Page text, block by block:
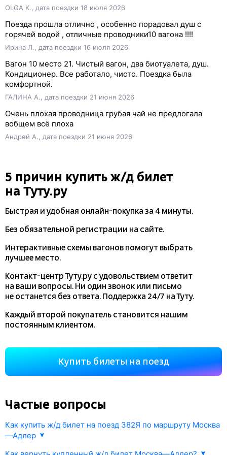
OLGA K., дата поездки 18 июля 2026
Поезда прошла отлично , особенно порадовал душ с
горячей водой , отличные проводники10 вагона !!!!
Ирина Л., дата поездки 16 июля 2026
Вагон 10 место 21. Чистый вагон, два биотуалета, душ.
Кондиционер. Все работало, чисто. Поездка была
комфортной.
ГАЛИНА А., дата поездки 21 июня 2026
Очень плохая проводница грубая чай не предлогала
вобщем всё плоха
Андрей А., дата поездки 21 июня 2026
5 причин купить ж/д билет
на Туту.ру
Быстрая и удобная онлайн-покупказа 4 минуты.
Без обязательной регистрации на сайте.
Интерактивные схемы вагонов помогут выбрать
лучшее место.
Контакт-центр Туту.ру с удовольствием ответит
на ваши вопросы. Ни один звонок или письмо
не останется без ответа. Поддержка 24/7 на Туту.
Каждый второй покупатель становится нашим
постоянным клиентом.
Купить билеты на поезд
Частые вопросы
Как купить ж/д билет на поезд 382Я по маршруту Москва
—Адлер